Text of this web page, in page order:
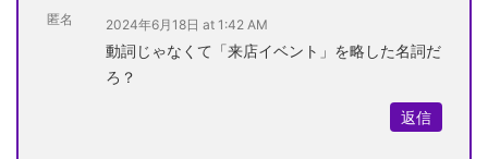
匿名 2024年6月18日 at 1:42 AM
動詞じゃなくて「来店イベント」を略した名詞だ
ろ？
返信